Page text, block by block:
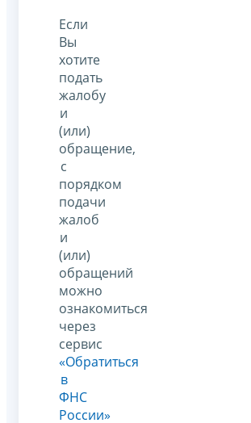
Если
Вы
хотите
подать
жалобу
и
(или)
обращение,
с
порядком
подачи
жалоб
и
(или)
обращений
можно
ознакомиться
через
сервис
«Обратиться
в
ФНС
России»